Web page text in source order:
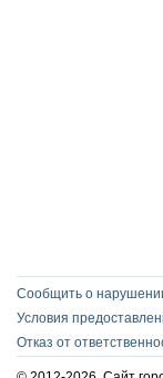
Сообщить о
Условия
Отказ от